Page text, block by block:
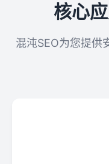
核心
混沌SEO为您提供